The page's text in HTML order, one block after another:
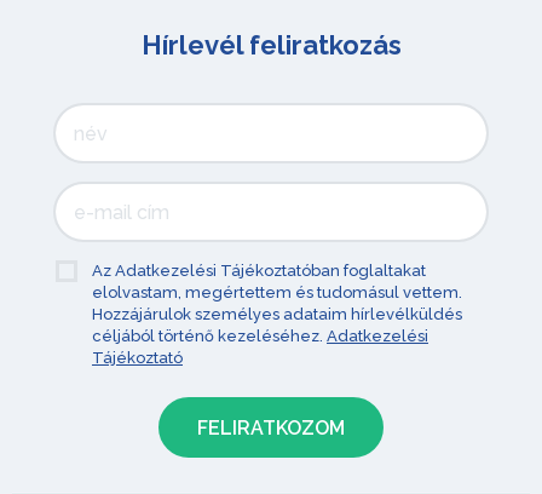
Hírlevél feliratkozás
Az Adatkezelési Tájékoztatóban foglaltakat
elolvastam, megértettem és tudomásul vettem.
Hozzájárulok személyes adataim hírlevélküldés
céljából történő kezeléséhez. Adatkezelési
Tájékoztató